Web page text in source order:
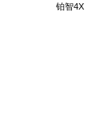
铂智4X